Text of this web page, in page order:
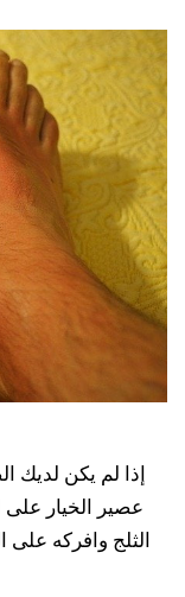
إذا لم يكن لديك
عصير الخيار
الثلج وافركه